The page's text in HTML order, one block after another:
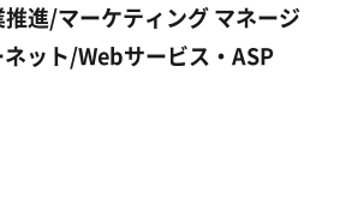
進/マーケティング マネージ
ット/Webサービス・ASP